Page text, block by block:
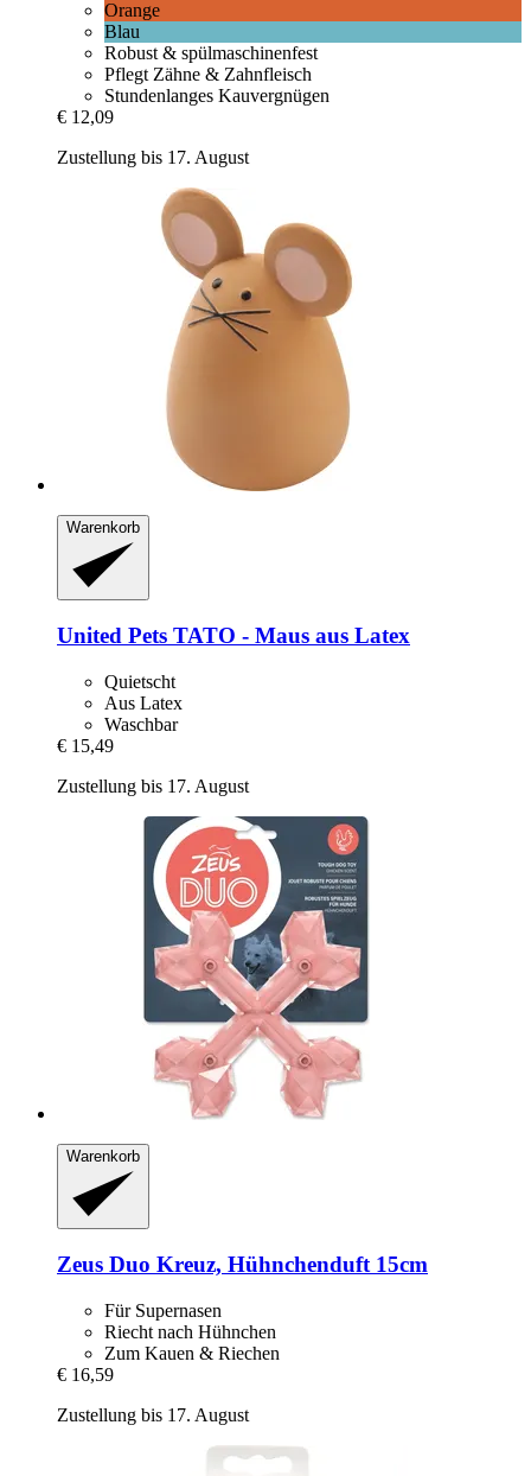
Orange
Blau
Robust & spülmaschinenfest
Pflegt Zähne & Zahnfleisch
Stundenlanges Kauvergnügen
€ 12,09
Zustellung bis 17. August
Warenkorb
United Pets TATO -​ Maus aus Latex
Quietscht
Aus Latex
Waschbar
€ 15,49
Zustellung bis 17. August
Warenkorb
Zeus Duo Kreuz, Hühnchenduft 15cm
Für Supernasen
Riecht nach Hühnchen
Zum Kauen & Riechen
€ 16,59
Zustellung bis 17. August